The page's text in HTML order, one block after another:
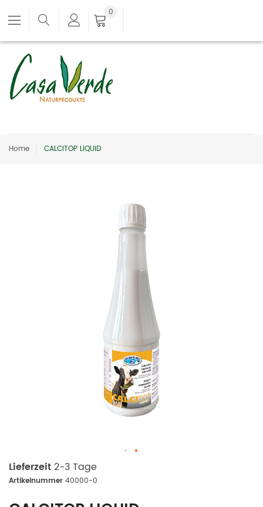
0
Home CALCITOP LIQUID
Lieferzeit 2-3 Tage
Artikelnummer 40000-0